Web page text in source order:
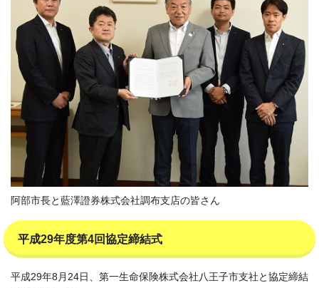
阿部市長と藍澤證券株式会社調布支店の皆さん
平成29年度第4回協定締結式
平成29年8月24日、第一生命保険株式会社八王子市支社と協定締結